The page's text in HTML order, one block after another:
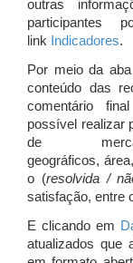
outras
participantes
link Indicadores.
Por meio da aba
conteúdo das
comentário
possível realizar
de
geográficos,
o (resolvida /
satisfação, entre
E clicando em
atualizados que